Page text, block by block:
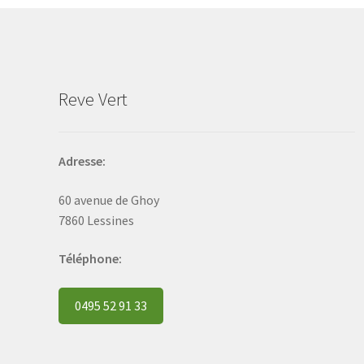
Reve Vert
Adresse:
60 avenue de Ghoy
7860 Lessines
Téléphone:
0495 52 91 33